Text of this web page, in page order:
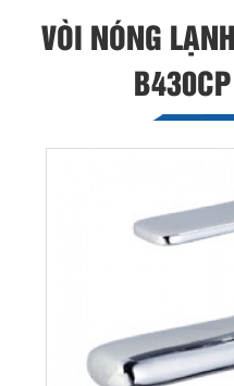
VÒI NÓNG